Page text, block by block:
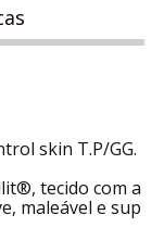
skin T.P/GG.
tecido com a
maleável e sup